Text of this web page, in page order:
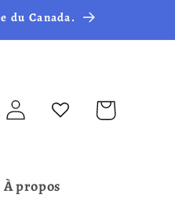
du Canada.
À propos
Panier